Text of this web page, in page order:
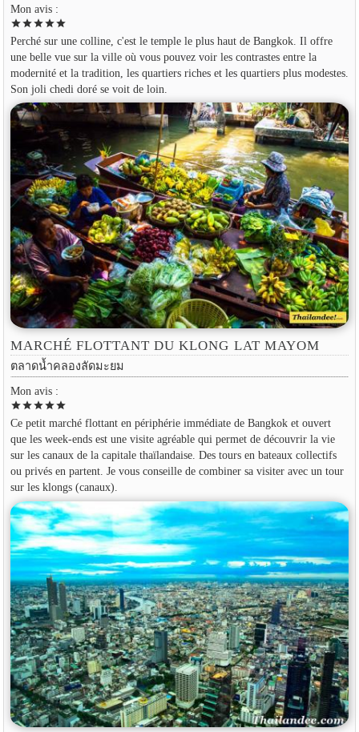
Mon avis :
starstarstarstarstar
Perché sur une colline, c'est le temple le plus haut de Bangkok. Il offre
une belle vue sur la ville où vous pouvez voir les contrastes entre la
modernité et la tradition, les quartiers riches et les quartiers plus modestes.
Son joli chedi doré se voit de loin.
MARCHÉ FLOTTANT DU KLONG LAT MAYOM
ตลาดน้ำคลองลัดมะยม
Mon avis :
starstarstarstarstar
Ce petit marché flottant en périphérie immédiate de Bangkok et ouvert
que les week-ends est une visite agréable qui permet de découvrir la vie
sur les canaux de la capitale thaïlandaise. Des tours en bateaux collectifs
ou privés en partent. Je vous conseille de combiner sa visiter avec un tour
sur les klongs (canaux).